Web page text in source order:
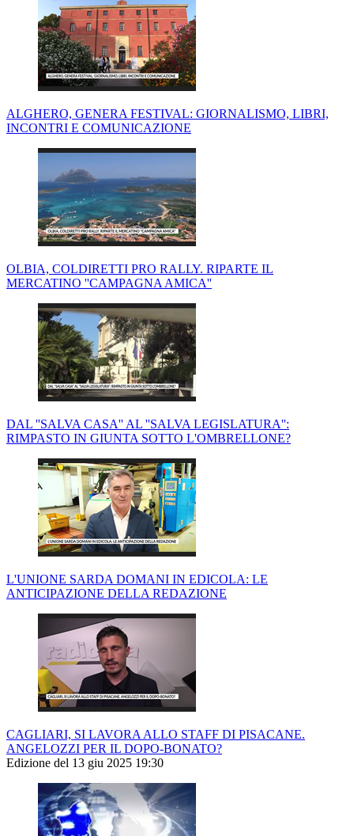
ALGHERO, GENERA FESTIVAL: GIORNALISMO, LIBRI,
INCONTRI E COMUNICAZIONE
OLBIA, COLDIRETTI PRO RALLY. RIPARTE IL
MERCATINO ''CAMPAGNA AMICA''
DAL ''SALVA CASA'' AL ''SALVA LEGISLATURA'':
RIMPASTO IN GIUNTA SOTTO L'OMBRELLONE?
L'UNIONE SARDA DOMANI IN EDICOLA: LE
ANTICIPAZIONE DELLA REDAZIONE
CAGLIARI, SI LAVORA ALLO STAFF DI PISACANE.
ANGELOZZI PER IL DOPO-BONATO?
Edizione del 13 giu 2025 19:30